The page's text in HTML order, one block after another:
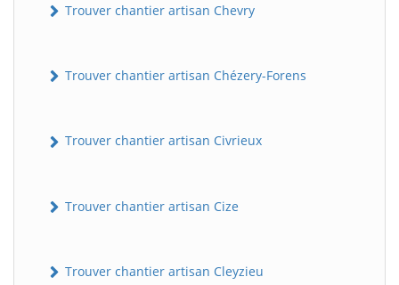
Trouver chantier artisan Chevry
Trouver chantier artisan Chézery-Forens
Trouver chantier artisan Civrieux
Trouver chantier artisan Cize
Trouver chantier artisan Cleyzieu